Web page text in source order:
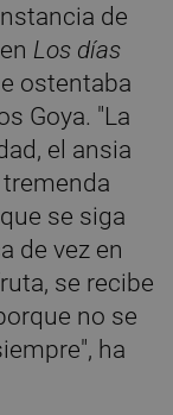
de
Los días
ostentaba
Goya. "La
el ansia
se siga
de vez en
se recibe
no se
ha